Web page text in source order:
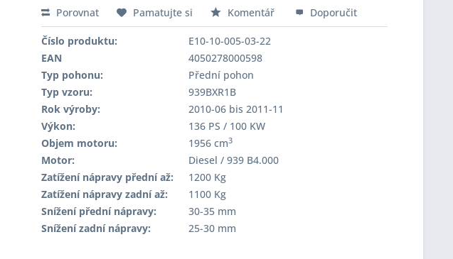
Porovnat Pamatujte si Komentář Doporučit
Číslo produktu:
E10-10-005-03-22
EAN
4050278000598
Typ pohonu:
Přední pohon
Typ vzoru:
939BXR1B
Rok výroby:
2010-06 bis 2011-11
Výkon:
136 PS / 100 KW
Objem motoru:
1956 cm3
Motor:
Diesel / 939 B4.000
Zatížení nápravy přední až:
1200 Kg
Zatížení nápravy zadní až:
1100 Kg
Snížení přední nápravy:
30-35 mm
Snížení zadní nápravy:
25-30 mm